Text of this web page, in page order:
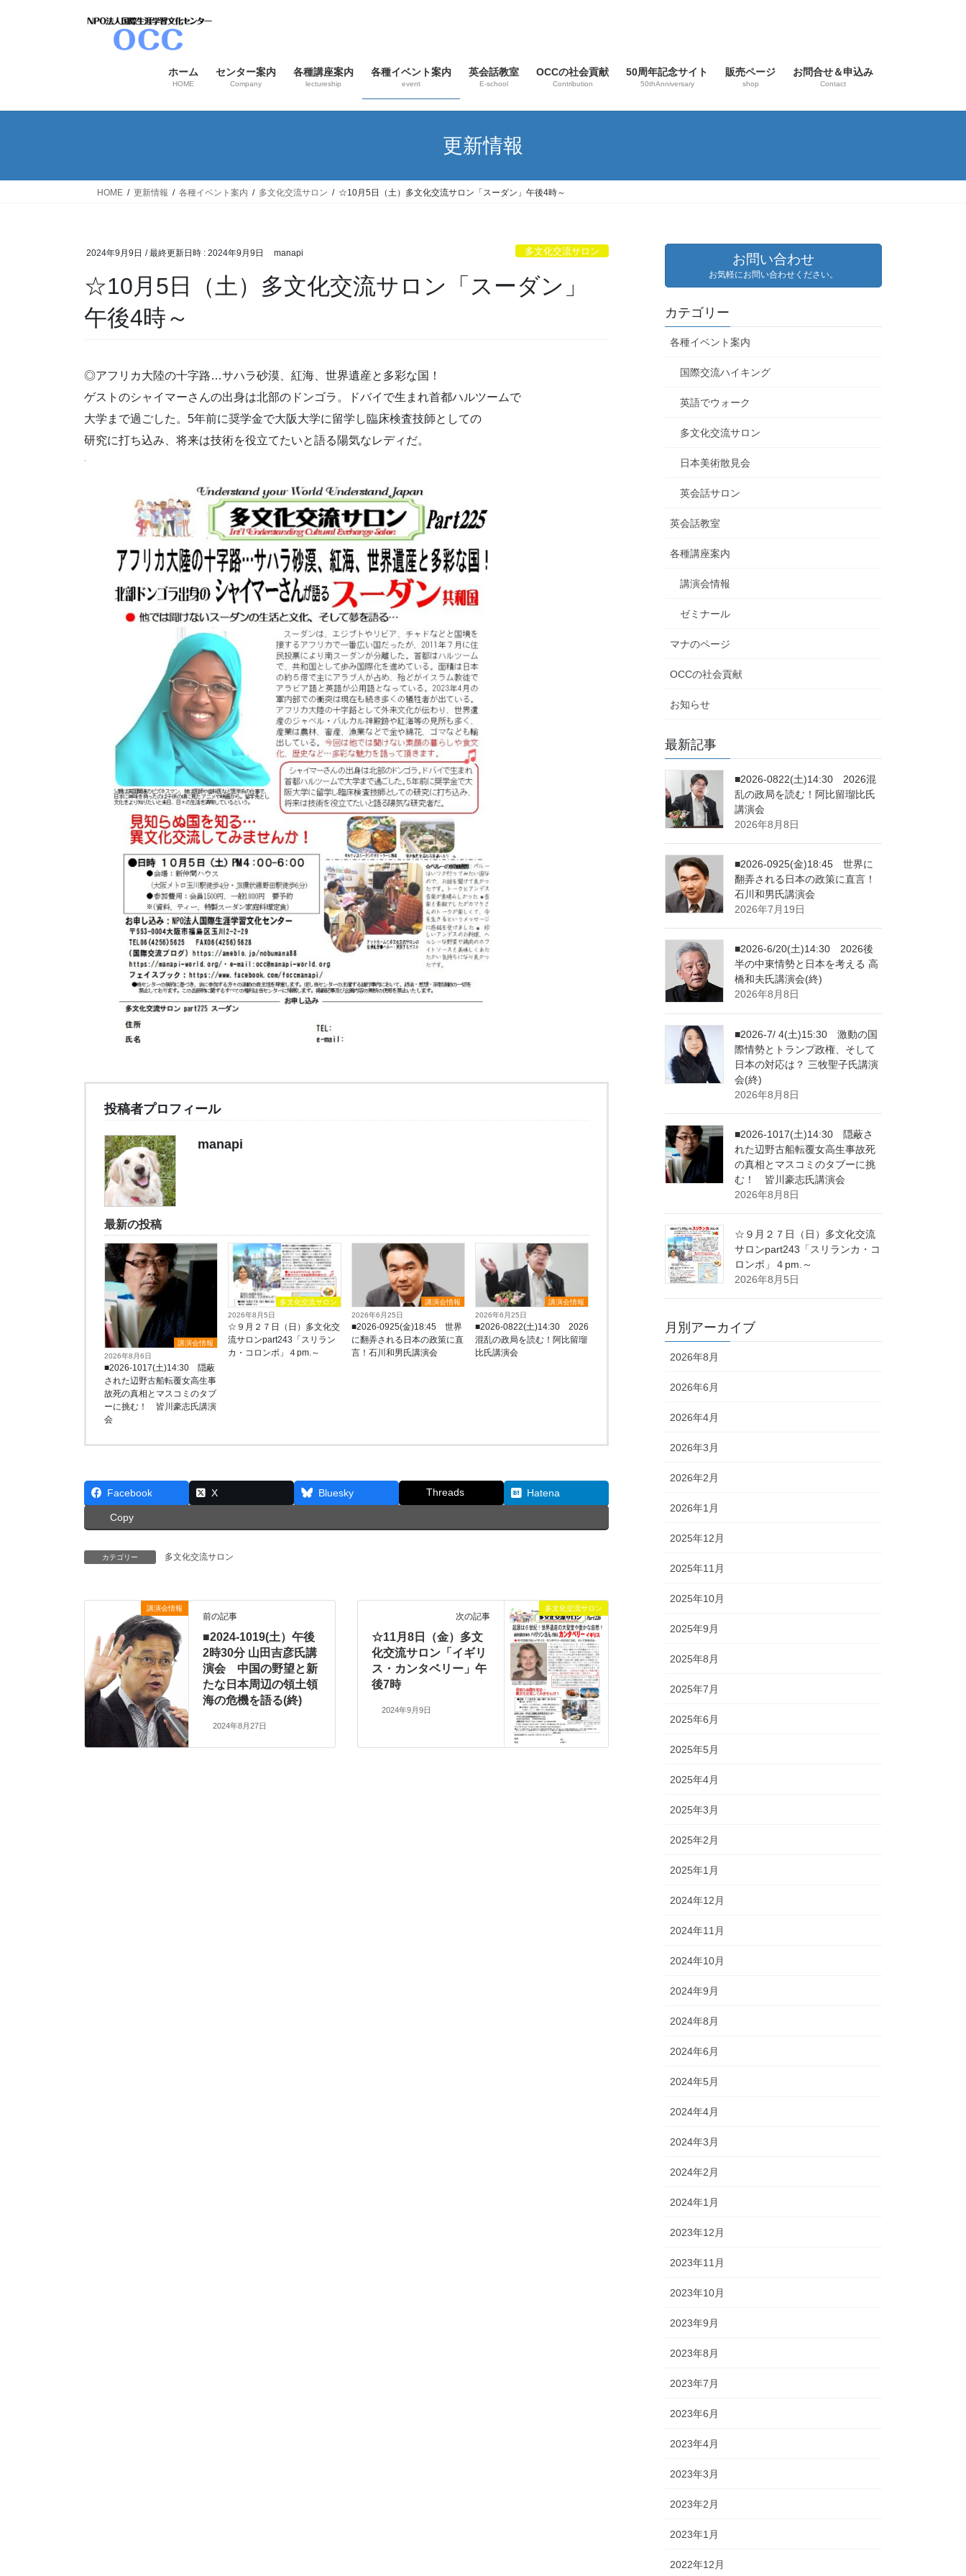
ス
ン
ホーム
HOME
センター案内
Company
各種講座案内
lectureship
各種イベント案内
event
英会話教室
E-school
OCCの社会貢献
Contribution
50周年記念サイト
50thAnniversary
販売ページ
shop
お問合せ＆申込み
Contact
更新情報
HOME 更新情報 各種イベント案内 多文化交流サロン ☆10月5日（土）多文化交流サロン「スーダン」午後4時～
2024年9月9日 / 最終更新日時 : 2024年9月9日 manapi 多文化交流サロン
☆10月5日（土）多文化交流サロン「スーダン」
午後4時～
◎アフリカ大陸の十字路…サハラ砂漠、紅海、世界遺産と多彩な国！
ゲストのシャイマーさんの出身は北部のドンゴラ。ドバイで生まれ首都ハルツームで
大学まで過ごした。5年前に奨学金で大阪大学に留学し臨床検査技師としての
研究に打ち込み、将来は技術を役立てたいと語る陽気なレディだ。
投稿者プロフィール
manapi
最新の投稿
講演会情報
2026年8月6日
■2026-1017(土)14:30 隠蔽
された辺野古船転覆女高生事
故死の真相とマスコミのタブ
ーに挑む！ 皆川豪志氏講演
会
多文化交流サロン
2026年8月5日
☆９月２７日（日）多文化交
流サロンpart243「スリラン
カ・コロンボ」４pm.～
講演会情報
2026年6月25日
■2026-0925(金)18:45 世界
に翻弄される日本の政策に直
言！石川和男氏講演会
講演会情報
2026年6月25日
■2026-0822(土)14:30 2026
混乱の政局を読む！阿比留瑠
比氏講演会
Facebook X Bluesky Threads Hatena
Copy
カテゴリー 多文化交流サロン
講演会情報
前の記事
■2024-1019(土）午後
2時30分 山田吉彦氏講
演会 中国の野望と新
たな日本周辺の領土領
海の危機を語る(終)
2024年8月27日
多文化交流サロン
次の記事
☆11月8日（金）多文
化交流サロン「イギリ
ス・カンタベリー」午
後7時
2024年9月9日
お問い合わせ
お気軽にお問い合わせください。
カテゴリー
各種イベント案内
国際交流ハイキング
英語でウォーク
多文化交流サロン
日本美術散見会
英会話サロン
英会話教室
各種講座案内
講演会情報
ゼミナール
マナのページ
OCCの社会貢献
お知らせ
最新記事
■2026-0822(土)14:30 2026混
乱の政局を読む！阿比留瑠比氏
講演会
2026年8月8日
■2026-0925(金)18:45 世界に
翻弄される日本の政策に直言！
石川和男氏講演会
2026年7月19日
■2026-6/20(土)14:30 2026後
半の中東情勢と日本を考える 高
橋和夫氏講演会(終)
2026年8月8日
■2026-7/ 4(土)15:30 激動の国
際情勢とトランプ政権、そして
日本の対応は？ 三牧聖子氏講演
会(終)
2026年8月8日
■2026-1017(土)14:30 隠蔽さ
れた辺野古船転覆女高生事故死
の真相とマスコミのタブーに挑
む！ 皆川豪志氏講演会
2026年8月8日
☆９月２７日（日）多文化交流
サロンpart243「スリランカ・コ
ロンボ」４pm.～
2026年8月5日
月別アーカイブ
2026年8月
2026年6月
2026年4月
2026年3月
2026年2月
2026年1月
2025年12月
2025年11月
2025年10月
2025年9月
2025年8月
2025年7月
2025年6月
2025年5月
2025年4月
2025年3月
2025年2月
2025年1月
2024年12月
2024年11月
2024年10月
2024年9月
2024年8月
2024年6月
2024年5月
2024年4月
2024年3月
2024年2月
2024年1月
2023年12月
2023年11月
2023年10月
2023年9月
2023年8月
2023年7月
2023年6月
2023年4月
2023年3月
2023年2月
2023年1月
2022年12月